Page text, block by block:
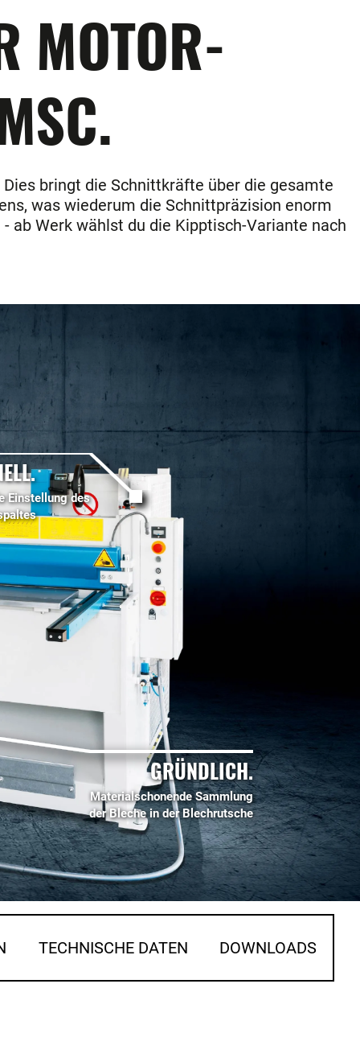
MOTOR-
bringt die Schnittkräfte über die gesamte
was wiederum die Schnittpräzision enorm
ab Werk wählst du die Kipptisch-Variante nach
Einstellung des
GRÜNDLICH.
Materialschonende Sammlung
der Bleche in der Blechrutsche
TECHNISCHE DATEN DOWNLOADS